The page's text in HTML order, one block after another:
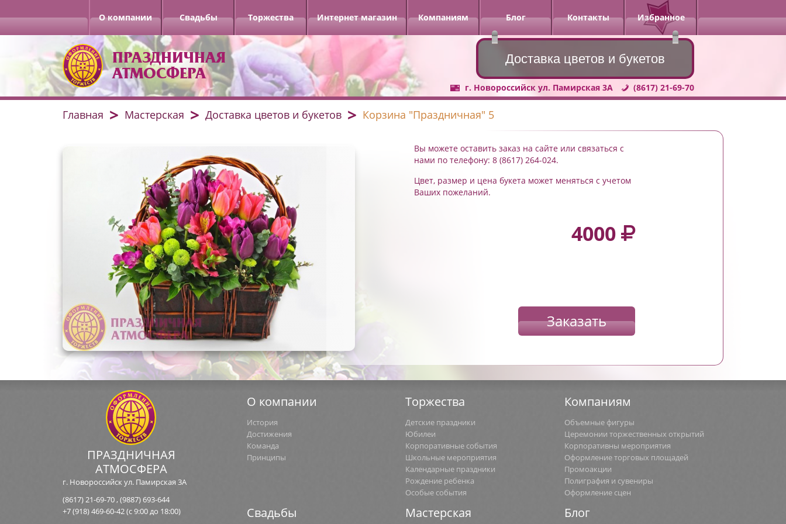
О компании Свадьбы Торжества Интернет магазин Компаниям Блог Контакты
Доставка цветов и букетов
Избранное
ПРАЗДНИЧНАЯ
АТМОСФЕРА
(8617) 21-69-70
г. Новороссийск ул. Памирская 3А
Главная Мастерская Доставка цветов и букетов Корзина "Праздничная" 5
Вы можете оставить заказ на сайте или связаться с
нами по телефону: 8 (8617) 264-024.
Цвет, размер и цена букета может меняться с учетом
Ваших пожеланий.
4000
Заказать
О компании
История
Достижения
Команда
Принципы
Торжества
Детские праздники
Юбилеи
Корпоративные события
Школьные мероприятия
Календарные праздники
Рождение ребенка
Особые события
Компаниям
Объемные фигуры
Церемонии торжественных открытий
Корпоративны мероприятия
Оформление торговых площадей
Промоакции
Полиграфия и сувениры
Оформление сцен
Свадьбы Мастерская Блог
ПРАЗДНИЧНАЯ
АТМОСФЕРА
г. Новороссийск ул. Памирская 3А
(8617) 21-69-70,(9887) 693-644
+7 (918) 469-60-42(с 9:00 до 18:00)